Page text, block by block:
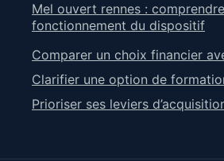
Mel ouvert rennes :
fonctionnement du dispositif
Comparer un choix financier
Clarifier une option de
Prioriser ses leviers